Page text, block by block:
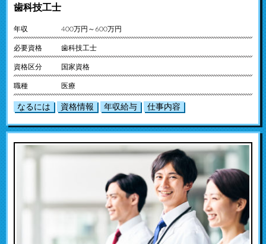
歯科技工士
年収 400万円～600万円
必要資格 歯科技工士
資格区分 国家資格
職種 医療
なるには 資格情報 年収給与 仕事内容